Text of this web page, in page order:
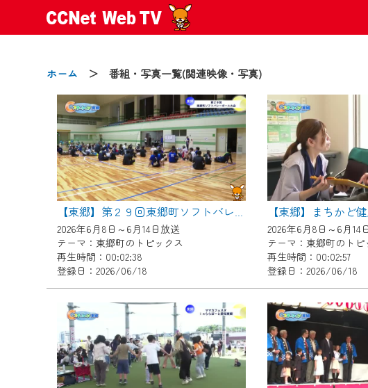
ホーム ＞ 番組・写真一覧(関連映像・写真)
【東郷】第２９回東郷町ソフトバレーボール大会
2026年6月8日～6月14日放送
テーマ：東郷町のトピックス
再生時間：00:02:38
登録日：2026/06/18
2026年6月8日～6月14
テーマ：東郷町のトピ
再生時間：00:02:57
登録日：2026/06/18
2024/09/02
動画配信サービス『CCNet Web TV』は
【変更点】
◆デザイン変更により、お住まいの地域
◆当社アプリやＰＣブラウザから、いつ
CCNetサービスエリア20市町の地域情報
【ご注意】
2024年9月24日からはご加入者様へのサー
『CCNet Web TV』を利用いただくには
CCNetサービスへの加入と『CCNetマイ
何卒、ご理解ご了承の程よろしくお願い